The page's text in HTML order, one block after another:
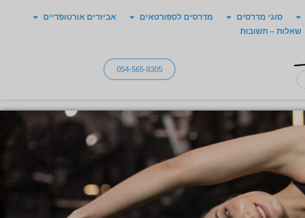
סוגי מדרסים מדרסים לספורטאים
אביזרים אורטופדיים
שאלות – תשובות
054-565-8305